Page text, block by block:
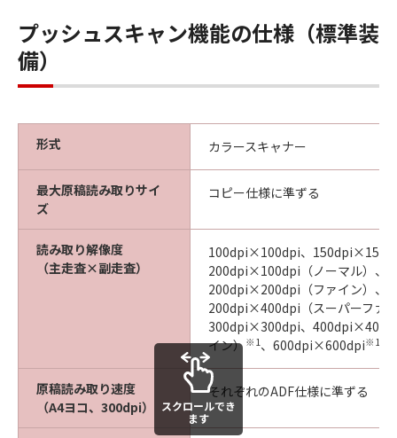
プッシュスキャン機能の仕様（標準装
備）
形式 カラースキャナー
最大原稿読み取りサイ
ズ
コピー仕様に準ずる
読み取り解像度
（主走査×副走査）
100dpi×100dpi、
200dpi×100dpi（ノーマル）、
200dpi×200dpi（ファイン）、
200dpi×400dpi（スーパーファ
300dpi×300dpi、
イン） ※1 、600dpi×600dpi※1
原稿読み取り速度
（A4ヨコ、300dpi）
それぞれのADF仕様に準ずる
スクロールでき
ます